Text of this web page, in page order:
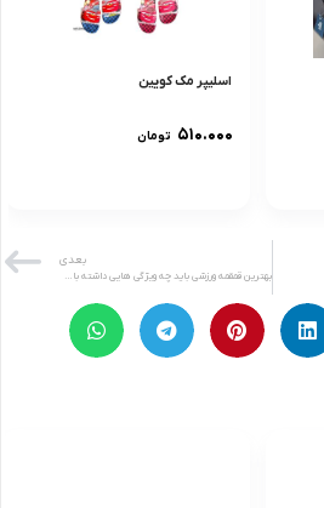
اسلیپر مک کویین
۵۱۰.۰۰۰ تومان
بعدی
بهترین قمقمه ورزشی باید چه ویژگی هایی داشته باشد؟